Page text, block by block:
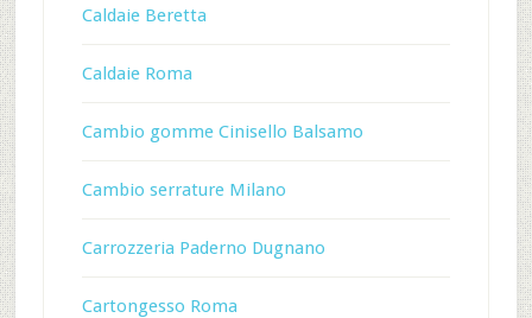
Caldaie Beretta
Caldaie Roma
Cambio gomme Cinisello Balsamo
Cambio serrature Milano
Carrozzeria Paderno Dugnano
Cartongesso Roma